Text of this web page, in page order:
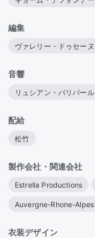
編集
ヴァレリー・ドゥセーヌ
音響
リュシアン・バリバール
配給
松竹
製作会社・関連会社
Estrella Productions
Auvergne-Rhone-
衣装デザイン